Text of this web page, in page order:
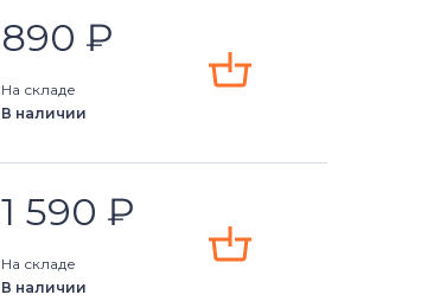
890 ₽
На складе
В наличии
1 590 ₽
На складе
В наличии